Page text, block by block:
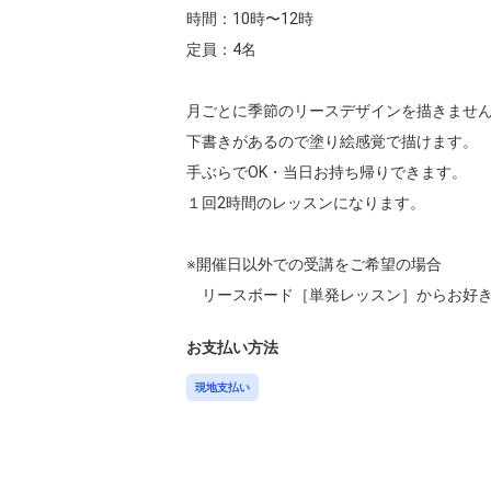
時間：10時〜12時
定員：4名
月ごとに季節のリースデザインを描きませ
下書きがあるので塗り絵感覚で描けます。
手ぶらでOK・当日お持ち帰りできます。
１回2時間のレッスンになります。
※開催日以外での受講をご希望の場合
リースボード［単発レッスン］からお好
お支払い方法
現地支払い